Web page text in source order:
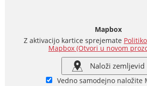
Mapbox
Z aktivacijo kartice sprejemate
Mapbox(Otvori u novom
Naloži zemljevid
Vedno samodejno naložite